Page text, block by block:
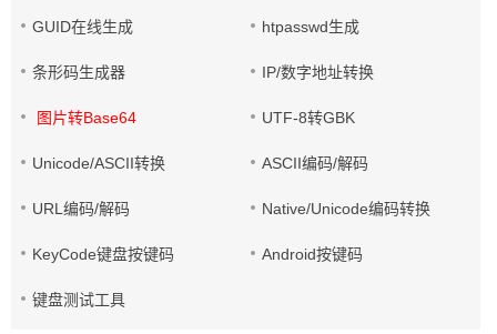
GUID在线生成 htpasswd生成
条形码生成器 IP/数字地址转换
图片转Base64 UTF-8转GBK
Unicode/ASCII转换 ASCII编码/解码
URL编码/解码 Native/Unicode编码转换
KeyCode键盘按键码 Android按键码
键盘测试工具